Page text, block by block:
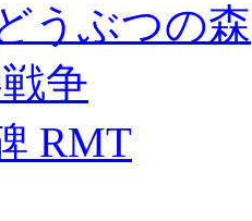
うぶつの森
争
RMT